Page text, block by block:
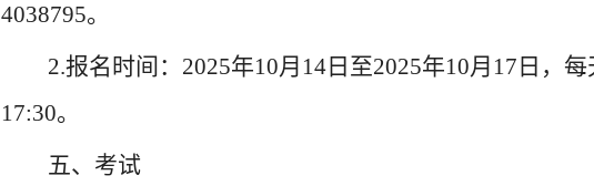
4038795。
2.报名时间：2025年10月14日至2025年10月17日，
17:30。
五、考试